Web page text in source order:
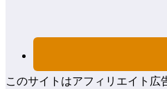
このサイトはアフィリエイト広